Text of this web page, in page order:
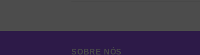
SOBRE NÓS